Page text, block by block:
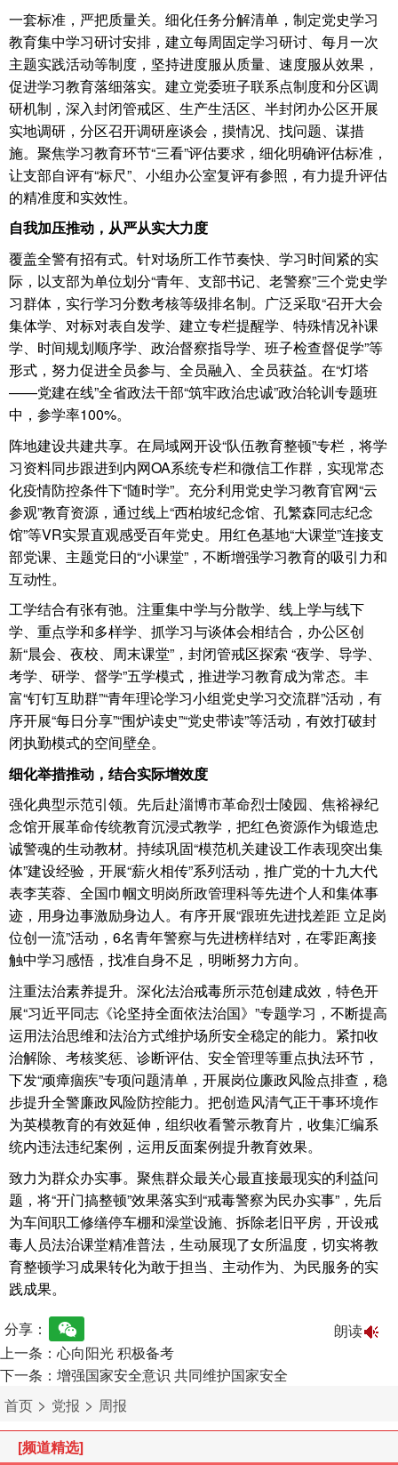
一套标准，严把质量关。细化任务分解清单，制定党史学习
教育集中学习研讨安排，建立每周固定学习研讨、每月一次
主题实践活动等制度，坚持进度服从质量、速度服从效果，
促进学习教育落细落实。建立党委班子联系点制度和分区调
研机制，深入封闭管戒区、生产生活区、半封闭办公区开展
实地调研，分区召开调研座谈会，摸情况、找问题、谋措
施。聚焦学习教育环节“三看”评估要求，细化明确评估标准，
让支部自评有“标尺”、小组办公室复评有参照，有力提升评估
的精准度和实效性。
自我加压推动，从严从实大力度
覆盖全警有招有式。针对场所工作节奏快、学习时间紧的实
际，以支部为单位划分“青年、支部书记、老警察”三个党史学
习群体，实行学习分数考核等级排名制。广泛采取“召开大会
集体学、对标对表自发学、建立专栏提醒学、特殊情况补课
学、时间规划顺序学、政治督察指导学、班子检查督促学”等
形式，努力促进全员参与、全员融入、全员获益。在“灯塔
——党建在线”全省政法干部“筑牢政治忠诚”政治轮训专题班
中，参学率100%。
阵地建设共建共享。在局域网开设“队伍教育整顿”专栏，将学
习资料同步跟进到内网OA系统专栏和微信工作群，实现常态
化疫情防控条件下“随时学”。充分利用党史学习教育官网“云
参观”教育资源，通过线上“西柏坡纪念馆、孔繁森同志纪念
馆”等VR实景直观感受百年党史。用红色基地“大课堂”连接支
部党课、主题党日的“小课堂”，不断增强学习教育的吸引力和
互动性。
工学结合有张有弛。注重集中学与分散学、线上学与线下
学、重点学和多样学、抓学习与谈体会相结合，办公区创
新“晨会、夜校、周末课堂”，封闭管戒区探索 “夜学、导学、
考学、研学、督学”五学模式，推进学习教育成为常态。丰
富“钉钉互助群”“青年理论学习小组党史学习交流群”活动，有
序开展“每日分享”“围炉读史”“党史带读”等活动，有效打破封
闭执勤模式的空间壁垒。
细化举措推动，结合实际增效度
强化典型示范引领。先后赴淄博市革命烈士陵园、焦裕禄纪
念馆开展革命传统教育沉浸式教学，把红色资源作为锻造忠
诚警魂的生动教材。持续巩固“模范机关建设工作表现突出集
体”建设经验，开展“薪火相传”系列活动，推广党的十九大代
表李芙蓉、全国巾帼文明岗所政管理科等先进个人和集体事
迹，用身边事激励身边人。有序开展“跟班先进找差距 立足岗
位创一流”活动，6名青年警察与先进榜样结对，在零距离接
触中学习感悟，找准自身不足，明晰努力方向。
注重法治素养提升。深化法治戒毒所示范创建成效，特色开
展“习近平同志《论坚持全面依法治国》”专题学习，不断提高
运用法治思维和法治方式维护场所安全稳定的能力。紧扣收
治解除、考核奖惩、诊断评估、安全管理等重点执法环节，
下发“顽瘴痼疾”专项问题清单，开展岗位廉政风险点排查，稳
步提升全警廉政风险防控能力。把创造风清气正干事环境作
为英模教育的有效延伸，组织收看警示教育片，收集汇编系
统内违法违纪案例，运用反面案例提升教育效果。
致力为群众办实事。聚焦群众最关心最直接最现实的利益问
题，将“开门搞整顿”效果落实到“戒毒警察为民办实事”，先后
为车间职工修缮停车棚和澡堂设施、拆除老旧平房，开设戒
毒人员法治课堂精准普法，生动展现了女所温度，切实将教
育整顿学习成果转化为敢于担当、主动作为、为民服务的实
践成果。
分享：
朗读
上一条：心向阳光 积极备考
下一条：增强国家安全意识 共同维护国家安全
首页 > 党报 > 周报
[频道精选]